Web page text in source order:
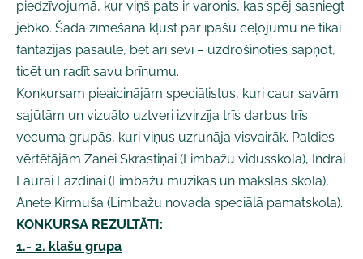
piedzīvojumā, kur viņš pats ir varonis, kas spēj sasniegt
jebko. Šāda zīmēšana kļūst par īpašu ceļojumu ne tikai
fantāzijas pasaulē, bet arī sevī – uzdrošinoties sapņot,
ticēt un radīt savu brīnumu.
Konkursam pieaicinājām speciālistus, kuri caur savām
sajūtām un vizuālo uztveri izvirzīja trīs darbus trīs
vecuma grupās, kuri viņus uzrunāja visvairāk. Paldies
vērtētājām Zanei Skrastiņai (Limbažu vidusskola), Indrai
Laurai Lazdiņai (Limbažu mūzikas un mākslas skola),
Anete Kirmuša (Limbažu novada speciālā pamatskola).
KONKURSA REZULTĀTI:
1.- 2. klašu grupa